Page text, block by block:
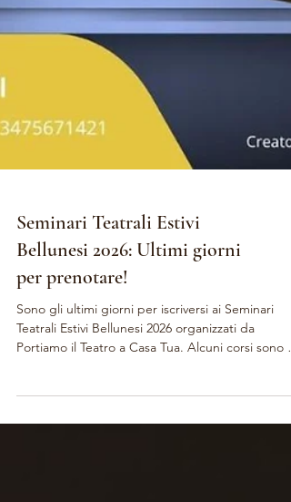
Seminari Teatrali Estivi
Bellunesi 2026: Ultimi giorni
per prenotare!
Portiamo il Teatro a Casa Tua. Alcuni corsi sono